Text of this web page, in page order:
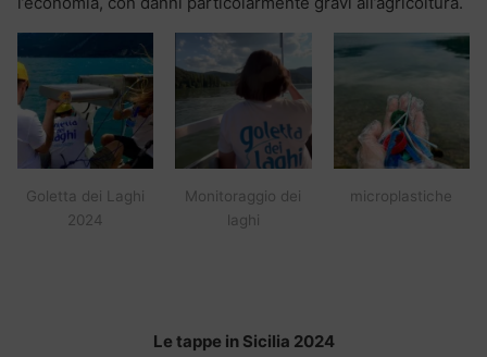
Goletta dei Laghi
2024
Monitoraggio dei
laghi
microplastiche
Le tappe in Sicilia 2024